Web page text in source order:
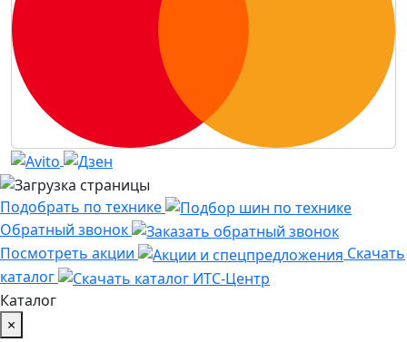
Подобрать по технике
Обратный звонок
Посмотреть акции
Скачать
каталог
Каталог
×